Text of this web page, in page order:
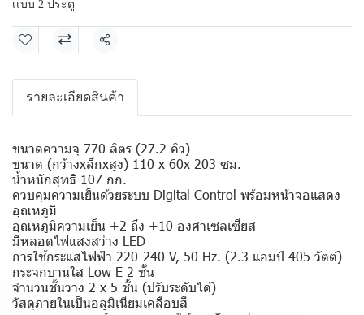
เเบบ 2 ประตู
แชร์
รายละเอียดสินค้า
ขนาดความจุ 770 ลิตร (27.2 คิว)
ขนาด (กว้างxลึกxสูง) 110 x 60x 203 ซม.
น้ำหนักสุทธิ 107 กก.
ควบคุมความเย็นด้วยระบบ Digital Control พร้อมหน้าจอแสดง
อุณหภูมิ
อุณหภูมิความเย็น +2 ถึง +10 องศาเซลเซียส
มีหลอดไฟแสงสว่าง LED
การใช้กระแสไฟฟ้า 220-240 V, 50 Hz. (2.3 แอมป์ 405 วัตต์)
กระจกบานใส Low E 2 ชั้น
จำนวนชั้นวาง 2 x 5 ชั้น (ปรับระดับได้)
วัสดุภายในเป็นอลูมิเนียมเคลือบสี